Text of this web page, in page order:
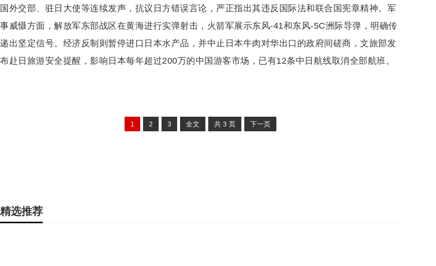
国外交部、驻日大使等连续发声，抗议日方错误言论，严正指出其违反国际法和联合国宪章精神。军
事威慑方面，解放军东部战区在黄海进行实弹射击，火箭军展示东风-41和东风-5C洲际导弹，明确传
递出坚定信号。经济反制则暂停进口日本水产品，并中止日本牛肉对华出口的政府间磋商，文旅部发
布赴日旅游安全提醒，影响日本每年超过200万的中国游客市场，已有12条中日航线取消全部航班。
1 2 3 全文 共 3 页 下一页
精选推荐